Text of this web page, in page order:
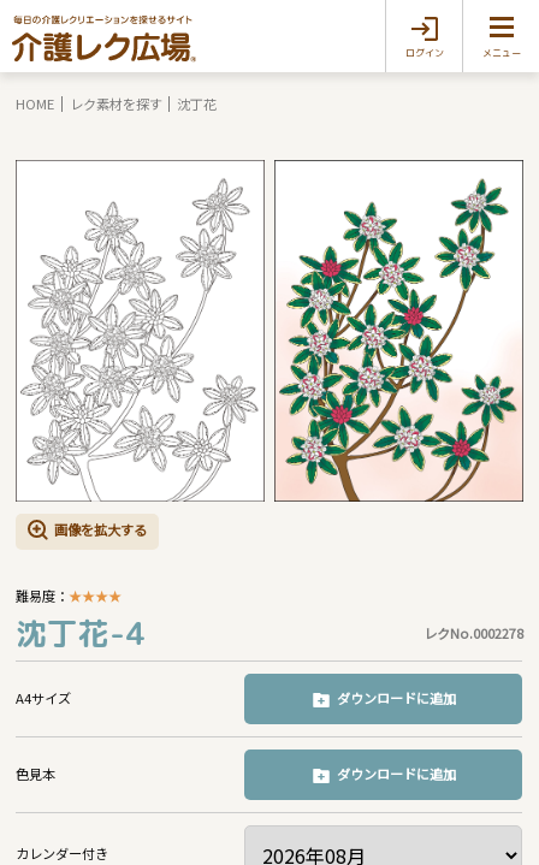
ログイン メニュー
HOME レク素材を探す 沈丁花
画像を拡大する
難易度：★★★★
沈丁花-4 レクNo.0002278
A4サイズ ダウンロードに追加
色見本 ダウンロードに追加
カレンダー付き